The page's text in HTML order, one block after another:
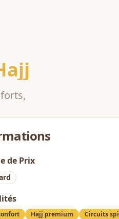
de Prix
Hajj premium Circuits